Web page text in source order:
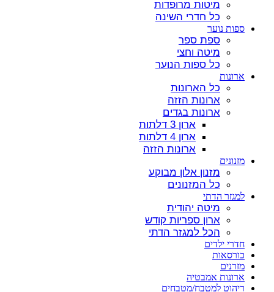
מיטות מרופדות
כל חדרי השינה
ספות נוער
ספת ספר
מיטה וחצי
כל ספות הנוער
ארונות
כל הארונות
ארונות הזזה
ארונות בגדים
ארון 3 דלתות
ארון 4 דלתות
ארונות הזזה
מזנונים
מזנון אלון מבוקע
כל המזנונים
למגזר הדתי
מיטה יהודית
ארון ספריות קודש
הכל למגזר הדתי
חדרי ילדים
כורסאות
מזרנים
ארונות אמבטיה
ריהוט למטבח/מטבחים